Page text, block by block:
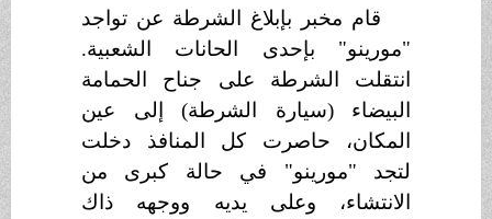
قام مخبر بإبلاغ الشرطة عن تواجد
"مورينو" بإحدى الحانات الشعبية.
انتقلت الشرطة على جناح الحمامة
البيضاء (سيارة الشرطة) إلى عين
المكان، حاصرت كل المنافذ دخلت
لتجد "مورينو" في حالة كبرى من
الانتشاء، وعلى يديه ووجهه ذاك